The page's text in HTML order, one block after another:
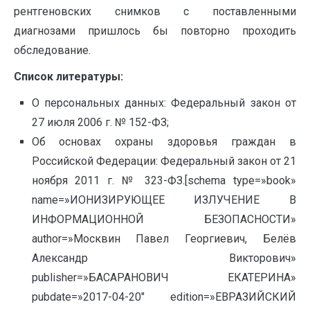
рентгеновских снимков с поставленными
диагнозами пришлось бы повторно проходить
обследование.
Список литературы:
О персональных данных: Федеральный закон от
27 июля 2006 г. № 152-ФЗ;
Об основах охраны здоровья граждан в
Российской Федерации: Федеральный закон от 21
ноября 2011 г. № 323-ФЗ.[schema type=»book»
name=»ИОНИЗИРУЮЩЕЕ ИЗЛУЧЕНИЕ В
ИНФОРМАЦИОННОЙ БЕЗОПАСНОСТИ»
author=»Москвин Павел Георгиевич, Белёв
Александр Викторович»
publisher=»БАСАРАНОВИЧ ЕКАТЕРИНА»
pubdate=»2017-04-20″ edition=»ЕВРАЗИЙСКИЙ